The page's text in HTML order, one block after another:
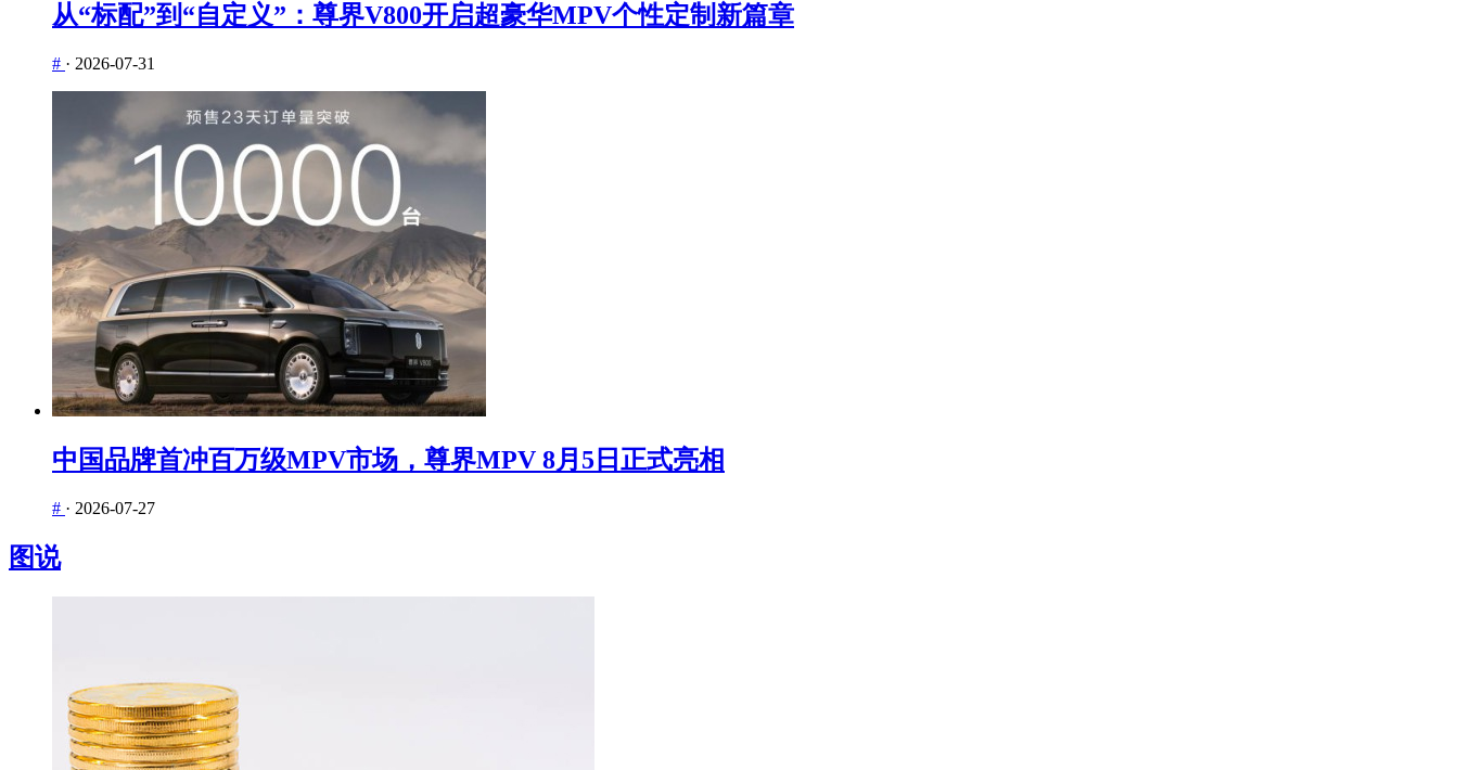
从“标配”到“自定义”：尊界V800开启超豪华MPV个性定制新篇章
# · 2026-07-31
中国品牌首冲百万级MPV市场，尊界MPV 8月5日正式亮相
# · 2026-07-27
图说